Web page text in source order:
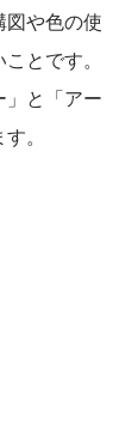
図や色の使
とです。
」と「アー
。